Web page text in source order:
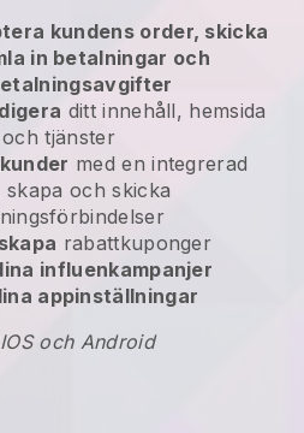
kundens order, skicka
in betalningar och
ditt innehåll, hemsida
och tjänster
med en integrerad
skapa och skicka
rabattkuponger
influenkampanjer
appinställningar
och Android